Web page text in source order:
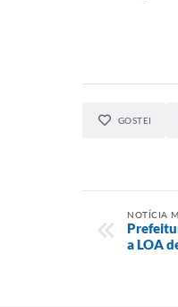
GOSTEI
NOTÍCIA
a LOA